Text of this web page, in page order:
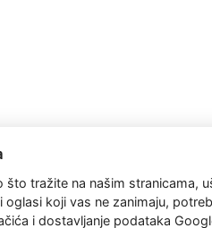
što tražite na našim stranicama,
oglasi koji vas ne zanimaju,
i dostavljanje podataka